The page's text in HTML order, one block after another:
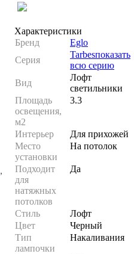
Характеристики
Бренд
Eglo
Серия
Tarbesпоказать
всю серию
Вид
Лофт
светильники
Площадь
освещения,
м2
3.3
Интерьер
Для прихожей
Место
установки
На потолок
Подходит
для
натяжных
потолков
Да
Стиль
Лофт
Цвет
Черный
Тип
лампочки
Накаливания